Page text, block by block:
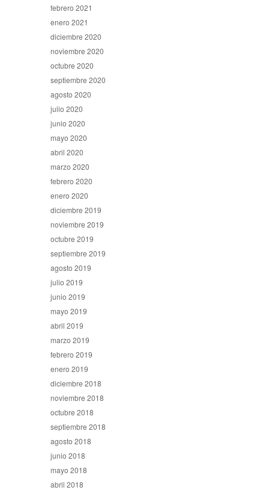
febrero 2021
enero 2021
diciembre 2020
noviembre 2020
octubre 2020
septiembre 2020
agosto 2020
julio 2020
junio 2020
mayo 2020
abril 2020
marzo 2020
febrero 2020
enero 2020
diciembre 2019
noviembre 2019
octubre 2019
septiembre 2019
agosto 2019
julio 2019
junio 2019
mayo 2019
abril 2019
marzo 2019
febrero 2019
enero 2019
diciembre 2018
noviembre 2018
octubre 2018
septiembre 2018
agosto 2018
junio 2018
mayo 2018
abril 2018